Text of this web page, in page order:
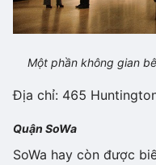
Một phần không gian
Địa chỉ: 465
Quận SoWa
SoWa hay còn được